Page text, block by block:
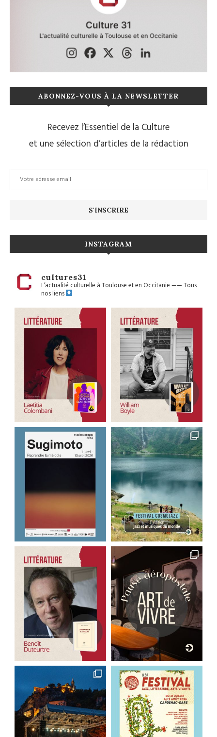
ABONNEZ-VOUS À LA NEWSLETTER
Recevez l’Essentiel de la Culture
et une sélection d’articles de la rédaction
INSTAGRAM
cultures31
L’actualité culturelle à Toulouse et en Occitanie——Tous
nos liens